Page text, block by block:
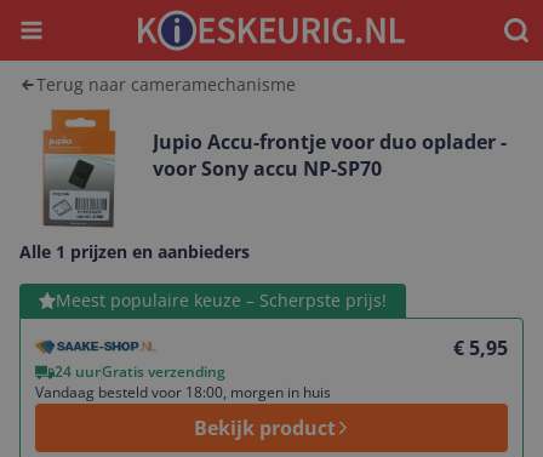
Menu
Terug naar cameramechanisme
Jupio Accu-frontje voor duo oplader -
voor Sony accu NP-SP70
Alle 1 prijzen en aanbieders
Meest populaire keuze – Scherpste prijs!
€ 5,95
24 uurGratis verzending
Vandaag besteld voor 18:00, morgen in huis
Bekijk product
Bekijk product